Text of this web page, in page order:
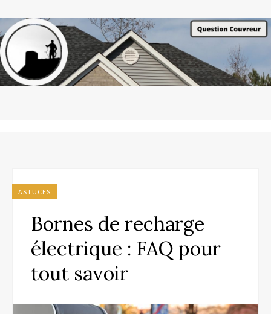
ASTUCES
Bornes de recharge
électrique : FAQ pour
tout savoir